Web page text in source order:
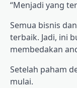
“Menjadi yang
Semua bisnis
terbaik. Jadi, ini
membedakan
Setelah paham
mulai.